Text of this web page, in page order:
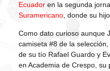
Ecuadoren la segunda
Suramericano, donde su
Como dato curioso aunque
camiseta #8 de la
de su tío Rafael Guardo y
en Academia de Crespo,